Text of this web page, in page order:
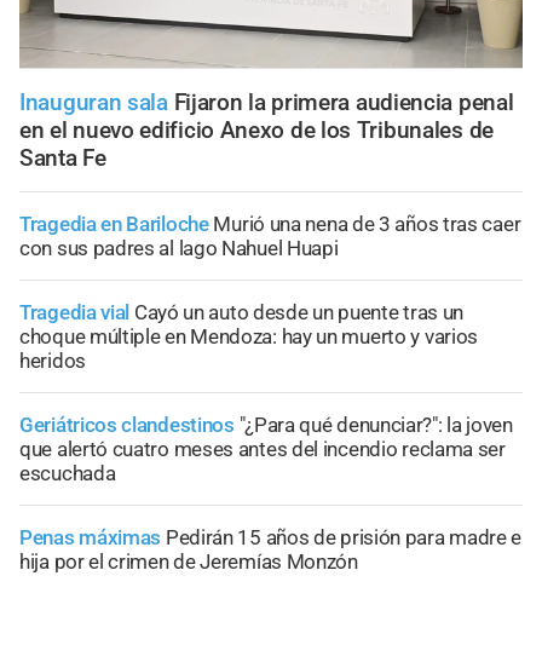
Inauguran sala Fijaron la primera audiencia penal
en el nuevo edificio Anexo de los Tribunales de
Santa Fe
Tragedia en Bariloche Murió una nena de 3 años tras caer
con sus padres al lago Nahuel Huapi
Tragedia vial Cayó un auto desde un puente tras un
choque múltiple en Mendoza: hay un muerto y varios
heridos
Geriátricos clandestinos "¿Para qué denunciar?": la joven
que alertó cuatro meses antes del incendio reclama ser
escuchada
Penas máximas Pedirán 15 años de prisión para madre e
hija por el crimen de Jeremías Monzón